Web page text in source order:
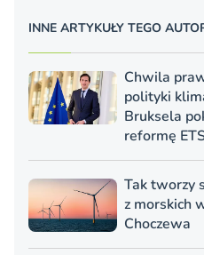
INNE ARTYKUŁY TEGO
Chwila
polityki
Bruksela
reformę
Tak tworzy
z morskich
Choczewa